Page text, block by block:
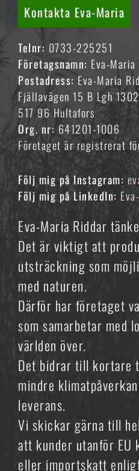
Kontakta Eva-Maria
Telnr: 0733-225251
Företagsnamn: Eva-
Postadress: Eva-Maria
Fjällavägen 15 B Lgh
517 96 Hultafors
Org. nr: 641201-1006
Företaget är registrerat
Följ mig på Instagram:
Följ mig på LinkedIn:
Eva-Maria Riddar
Det är viktigt att
utsträckning som
med naturen.
Därför har företaget
som samarbetar med
världen över.
Det bidrar till kortare
mindre
leverans.
Vi skickar gärna till
att kunder utanför EU
eller importskatt